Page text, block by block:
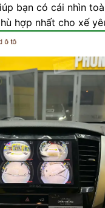
bạn có cái nhìn
hợp nhất cho xế